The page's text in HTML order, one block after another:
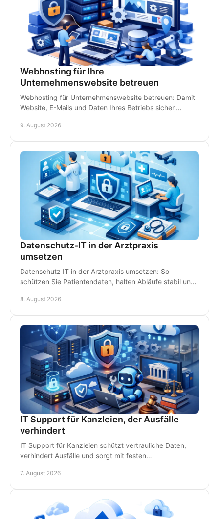
Webhosting für Ihre
Unternehmenswebsite betreuen
Webhosting für Unternehmenswebsite betreuen: Damit
Website, E-Mails und Daten Ihres Betriebs sicher,
9. August 2026
Datenschutz-IT in der Arztpraxis
umsetzen
Datenschutz IT in der Arztpraxis umsetzen: So
schützen Sie Patientendaten, halten Abläufe stabil und
8. August 2026
IT Support für Kanzleien, der Ausfälle
verhindert
IT Support für Kanzleien schützt vertrauliche Daten,
verhindert Ausfälle und sorgt mit festen
Kanzleialltag.
7. August 2026